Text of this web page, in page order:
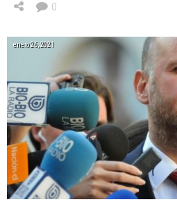
0
enero 26, 2021